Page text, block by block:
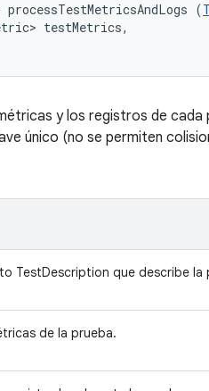
(
testMetrics,
y los registros de cada
único (no se permiten
TestDescription que describe la
de la prueba.